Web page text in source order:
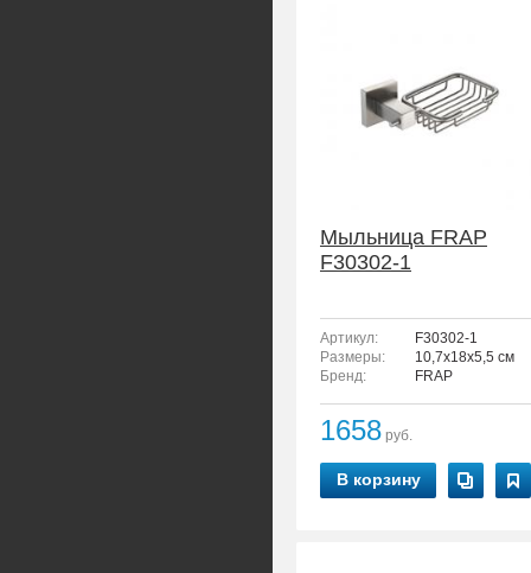
Мыльница FRAP
F30302-1
Артикул:
F30302-1
Размеры:
10,7x18x5,5 см
Бренд:
FRAP
1658 руб.
В корзину